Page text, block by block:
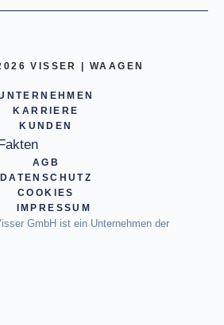
VISSER | WAAGEN
KARRIERE
KUNDEN
Fakten
AGB
DATENSCHUTZ
COOKIES
IMPRESSUM
GmbH ist ein Unternehmen der